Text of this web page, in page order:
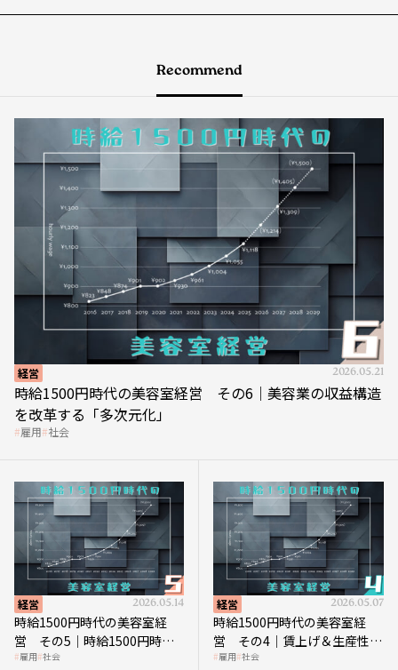
Recommend
経営 2026.05.21
時給1500円時代の美容室経営 その6｜美容業の収益構造
を改革する「多次元化」
雇用 社会
経営 2026.05.14
時給1500円時代の美容室経
営 その5｜時給1500円時代
の到来は美容業の収益構造を
雇用 社会
経営 2026.05.07
時給1500円時代の美容室経
営 その4｜賃上げ＆生産性向
上につなげる賢い助成金活用
雇用 社会